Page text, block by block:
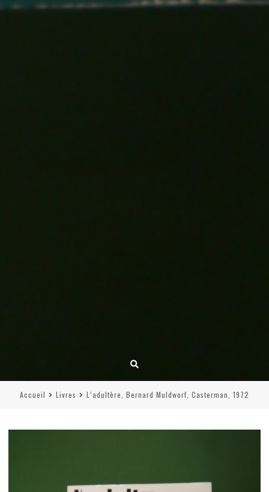
Accueil Livres L’adultère, Bernard Muldworf, Casterman, 1972